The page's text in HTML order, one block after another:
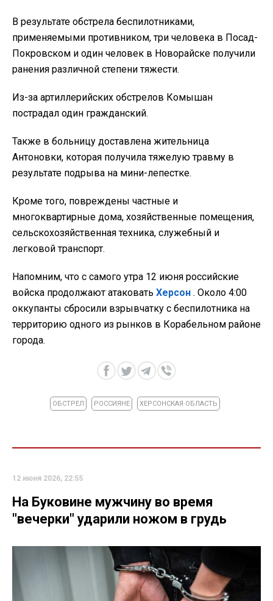
В результате обстрела беспилотниками,
применяемыми противником, три человека в Посад-
Покровском и один человек в Новорайске получили
ранения различной степени тяжести.
Из-за артиллерийских обстрелов Комышан
пострадал один гражданский.
Также в больницу доставлена жительница
Антоновки, которая получила тяжелую травму в
результате подрыва на мини-лепестке.
Кроме того, повреждены частные и
многоквартирные дома, хозяйственные помещения,
сельскохозяйственная техника, служебный и
легковой транспорт.
Напомним, что с самого утра 12 июня российские
войска продолжают атаковать Херсон . Около 4:00
оккупанты сбросили взрывчатку с беспилотника на
территорию одного из рынков в Корабельном районе
города.
ОБСТРЕЛ РОССИЯНЕ ХЕРСОНСКАЯ ОБЛАСТЬ
12 июня 2026, 22:55
На Буковине мужчину во время
"вечерки" ударили ножом в грудь